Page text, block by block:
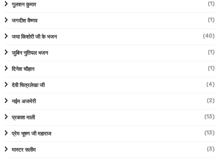
गुलशन कुमार (1)
जगदीश वैष्णव (1)
जया किशोरी जी के भजन (40)
जुबिन नुतियल भजन (1)
दिनेश चौहान (1)
देवी चित्रलेखा जी (4)
नईम अजमेरी (2)
प्रकाश माली (13)
प्रेम भूषण जी महाराज (13)
मास्टर सलीम (3)